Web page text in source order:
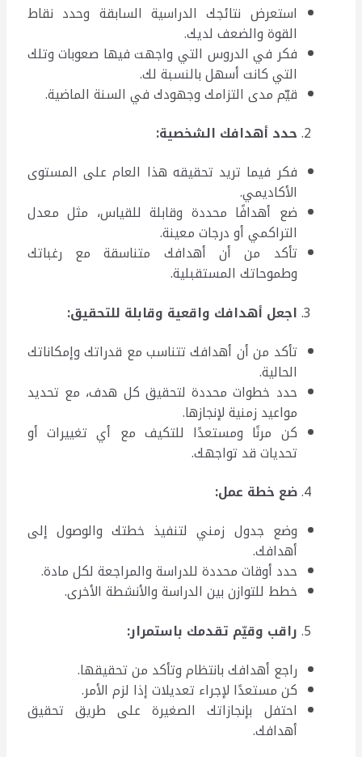
استعرض نتائجك الدراسية السابقة وحدد نقاط
القوة والضعف لديك.
فكر في الدروس التي واجهت فيها صعوبات وتلك
التي كانت أسهل بالنسبة لك.
قيّم مدى التزامك وجهودك في السنة الماضية.
حدد أهدافك الشخصية:
فكر فيما تريد تحقيقه هذا العام على المستوى
الأكاديمي.
ضع أهدافًا محددة وقابلة للقياس، مثل معدل
التراكمي أو درجات معينة.
تأكد من أن أهدافك متناسقة مع رغباتك
وطموحاتك المستقبلية.
اجعل أهدافك واقعية وقابلة للتحقيق:
تأكد من أن أهدافك تتناسب مع قدراتك وإمكاناتك
الحالية.
حدد خطوات محددة لتحقيق كل هدف، مع تحديد
مواعيد زمنية لإنجازها.
كن مرنًا ومستعدًا للتكيف مع أي تغييرات أو
تحديات قد تواجهك.
ضع خطة عمل:
وضع جدول زمني لتنفيذ خطتك والوصول إلى
أهدافك.
حدد أوقات محددة للدراسة والمراجعة لكل مادة.
خطط للتوازن بين الدراسة والأنشطة الأخرى.
راقب وقيّم تقدمك باستمرار:
راجع أهدافك بانتظام وتأكد من تحقيقها.
كن مستعدًا لإجراء تعديلات إذا لزم الأمر.
احتفل بإنجازاتك الصغيرة على طريق تحقيق
أهدافك.